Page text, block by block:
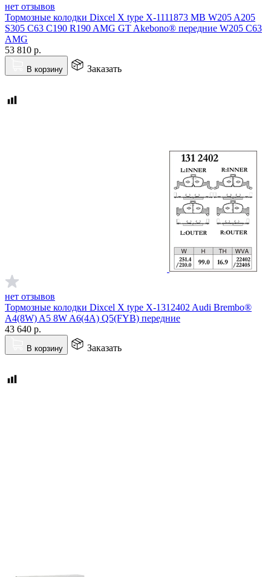
нет отзывов
Тормозные колодки Dixcel X type X-1111873 MB W205 A205
S305 C63 C190 R190 AMG GT Akebono® передние W205 C63
AMG
53 810 р.
В корзину Заказать
нет отзывов
Тормозные колодки Dixcel X type X-1312402 Audi Brembo®
A4(8W) A5 8W A6(4A) Q5(FYB) передние
43 640 р.
В корзину Заказать